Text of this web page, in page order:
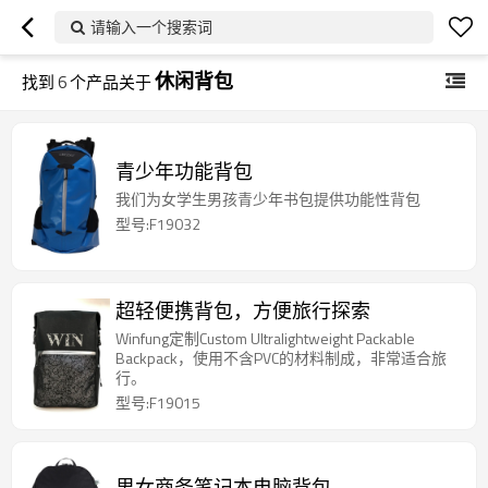
请输入一个搜索词
找到6个产品关于休闲背包
青少年功能背包
我们为女学生男孩青少年书包提供功能性背包
型号:F19032
超轻便携背包，方便旅行探索
Winfung定制Custom Ultralightweight Packable
Backpack，使用不含PVC的材料制成，非常适合旅
行。
型号:F19015